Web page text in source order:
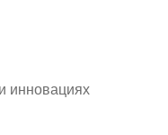
инновациях